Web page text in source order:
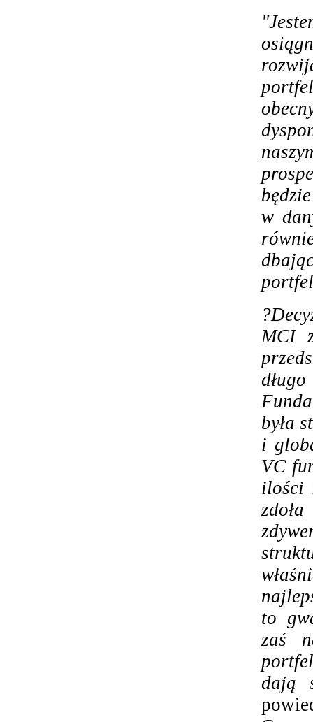
w
MCI
była
i
VC
ilości
to
zaś
dają